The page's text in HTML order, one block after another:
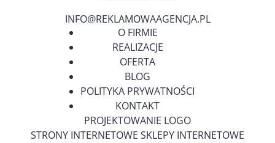
INFO@REKLAMOWAAGENCJA.PL
O FIRMIE
REALIZACJE
OFERTA
BLOG
POLITYKA PRYWATNOŚCI
KONTAKT
PROJEKTOWANIE LOGO
STRONY INTERNETOWE SKLEPY INTERNETOWE